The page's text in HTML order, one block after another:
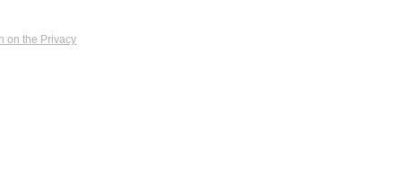
on the Privacy